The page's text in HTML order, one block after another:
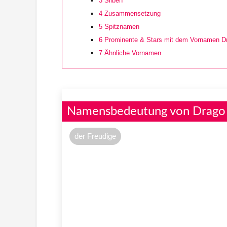
4 Zusammensetzung
5 Spitznamen
6 Prominente & Stars mit dem Vornamen
7 Ähnliche Vornamen
Namensbedeutung von Drago
der Freudige